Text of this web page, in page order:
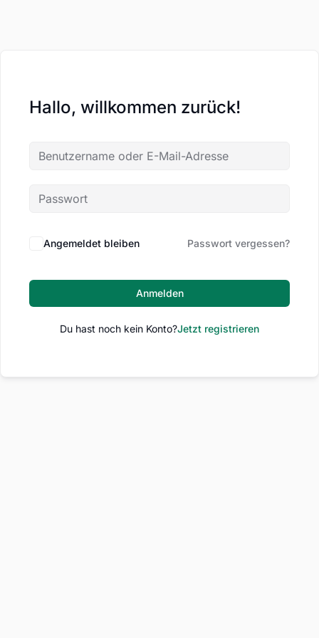
Hallo, willkommen zurück!
Angemeldet bleiben Passwort vergessen?
Anmelden
Du hast noch kein Konto?Jetzt registrieren